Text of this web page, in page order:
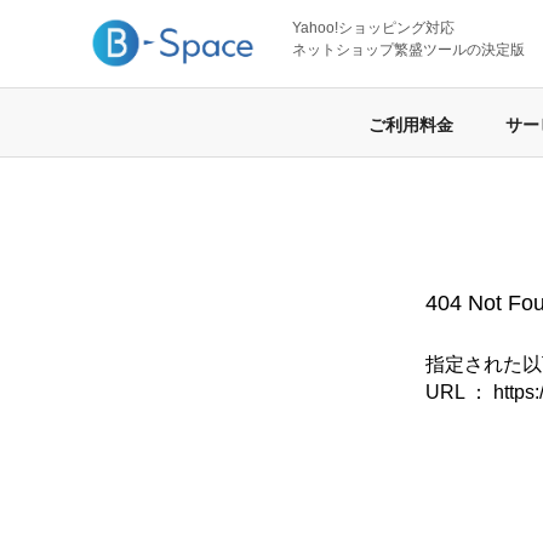
Yahoo!ショッピング対応
ネットショップ繁盛ツールの決定版
ご利用料金 サー
404 Not
指定された
URL ：